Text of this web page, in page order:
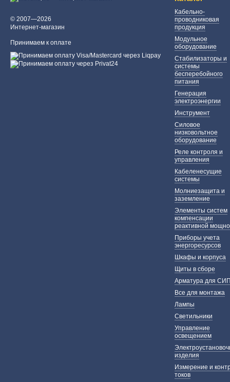
© 2007—2026
Интернет-магазин
Принимаем к оплате
Кабельно-
проводниковая
продукция
Модульное
оборудование
Стабилизаторы и
системы
бесперебойного
питания
Генерация
электроэнергии
Инструмент
Силовое
низковольтное
оборудование
Реле контроля и
управления
Кабеленесущие
системы
Молниезащита и
заземление
Элементы систем
компенсации
реактивной
Приборы учета
энергоресурсов
Шкафы и корпуса
Щиты в сборе
Арматура для
Все для монтажа
Лампы
Светильники
Управление
освещением
изделия
Измерение и
токов